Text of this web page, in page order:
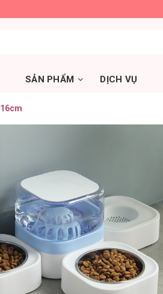
SẢN PHẨM DỊCH VỤ